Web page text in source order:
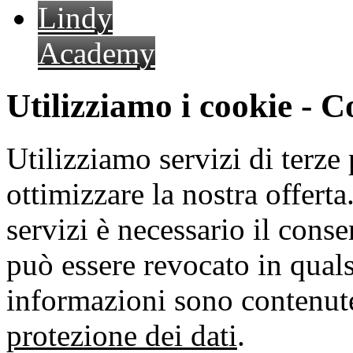
Lindy
Academy
Utilizziamo i cookie -
Utilizziamo servizi di terze
ottimizzare la nostra
servizi è necessario il
può essere revocato in
informazioni sono
protezione dei dati.